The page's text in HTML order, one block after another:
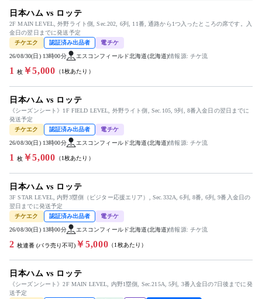
日本ハム vs ロッテ
2F MAIN LEVEL, 外野ライト側, Sec.202, 6列, 11番, 通路から1つ入ったところの席です。入
金日の翌日までに発送予定
チケエク
認証済み出品者 電チケ
26/08/30(日) 13時00分 エスコンフィールド北海道(北海道)情報源: チケ流
1 枚￥5,000 （1枚あたり）
日本ハム vs ロッテ
《シーズンシート》1F FIELD LEVEL, 外野ライト側, Sec.105, 9列, 8番入金日の翌日までに
発送予定
チケエク
認証済み出品者 電チケ
26/08/30(日) 13時00分 エスコンフィールド北海道(北海道)情報源: チケ流
1 枚￥5,000 （1枚あたり）
日本ハム vs ロッテ
3F STAR LEVEL, 内野3塁側（ビジター応援エリア）, Sec.332A, 6列, 8番, 6列, 9番入金日の
翌日までに発送予定
チケエク
認証済み出品者 電チケ
26/08/30(日) 13時00分 エスコンフィールド北海道(北海道)情報源: チケ流
2 枚連番 (バラ売り不可) ￥5,000 （1枚あたり）
日本ハム vs ロッテ
《シーズンシート》2F MAIN LEVEL, 内野1塁側, Sec.215A, 5列, 3番入金日の7日後までに発
送予定